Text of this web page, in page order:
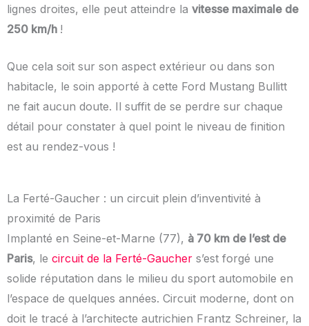
lignes droites, elle peut atteindre la vitesse maximale de
250 km/h !
Que cela soit sur son aspect extérieur ou dans son
habitacle, le soin apporté à cette Ford Mustang Bullitt
ne fait aucun doute. Il suffit de se perdre sur chaque
détail pour constater à quel point le niveau de finition
est au rendez-vous !
La Ferté-Gaucher : un circuit plein d’inventivité à
proximité de Paris
Implanté en Seine-et-Marne (77), à 70 km de l’est de
Paris, le circuit de la Ferté-Gaucher s’est forgé une
solide réputation dans le milieu du sport automobile en
l’espace de quelques années. Circuit moderne, dont on
doit le tracé à l’architecte autrichien Frantz Schreiner, la